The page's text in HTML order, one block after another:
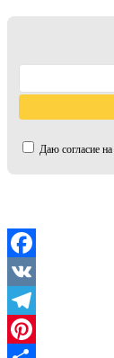
Даю согласие на
Facebook
VK
Telegram